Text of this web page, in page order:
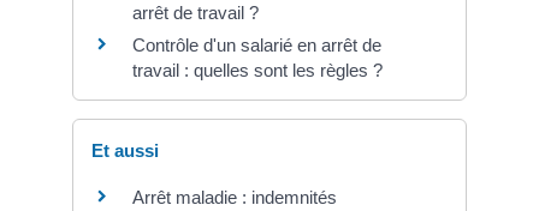
arrêt de travail ?
Contrôle d'un salarié en arrêt de
travail : quelles sont les règles ?
Et aussi
Arrêt maladie : indemnités